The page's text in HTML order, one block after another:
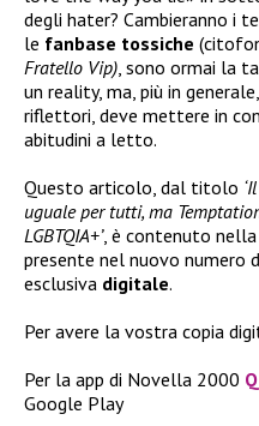
degli hater? Cambieranno i
le fanbase tossiche
Fratello Vip), sono ormai la
un reality, ma, più in
riflettori, deve mettere in
abitudini a letto.
Questo articolo, dal titolo
uguale per tutti, ma
LGBTQIA+’, è contenuto nella
presente nel nuovo numero
esclusiva digitale.
Per avere la vostra copia
Per la app di Novella 2000
Google Play